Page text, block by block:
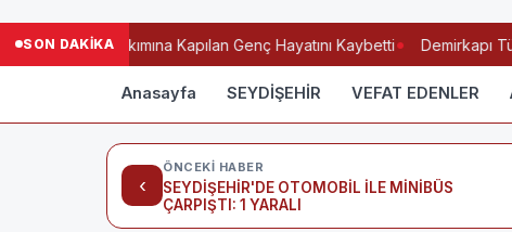
SON DAKİKA
Elektrik Akımına Kapılan Genç Hayatını Kaybetti Demirkapı
Anasayfa SEYDİŞEHİR VEFAT EDENLER
‹
ÖNCEKI HABER
SEYDİŞEHİR'DE OTOMOBİL İLE MİNİBÜS
ÇARPIŞTI: 1 YARALI